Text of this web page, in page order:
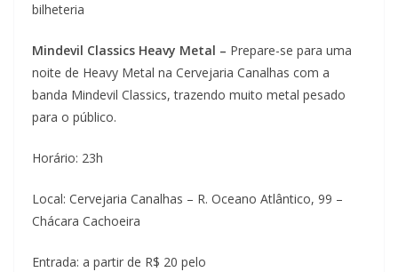
bilheteria
Mindevil Classics Heavy Metal – Prepare-se para uma
noite de Heavy Metal na Cervejaria Canalhas com a
banda Mindevil Classics, trazendo muito metal pesado
para o público.
Horário: 23h
Local: Cervejaria Canalhas – R. Oceano Atlântico, 99 –
Chácara Cachoeira
Entrada: a partir de R$ 20 pelo